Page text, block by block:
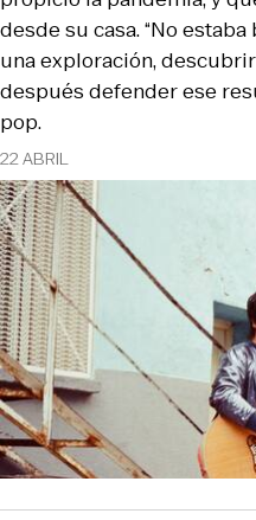
22 ABRIL
desde su casa. “No
una exploración,
después defender ese
pop.